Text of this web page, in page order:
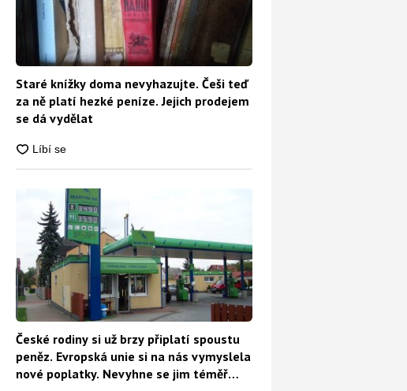
Staré knížky doma nevyhazujte. Češi teď
za ně platí hezké peníze. Jejich prodejem
se dá vydělat
České rodiny si už brzy připlatí spoustu
peněz. Evropská unie si na nás vymyslela
nové poplatky. Nevyhne se jim téměř